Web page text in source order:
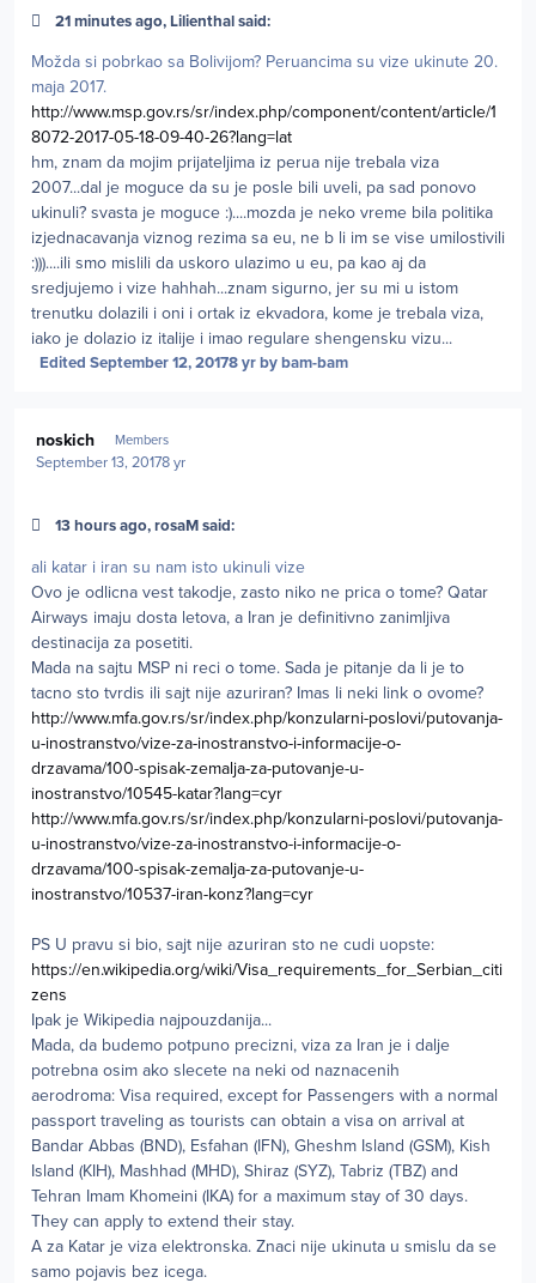
21 minutes ago, Lilienthal said:
Možda si pobrkao sa Bolivijom? Peruancima su vize ukinute 20.
maja 2017.
http://www.msp.gov.rs/sr/index.php/component/content/article/1
8072-2017-05-18-09-40-26?lang=lat
hm, znam da mojim prijateljima iz perua nije trebala viza
2007...dal je moguce da su je posle bili uveli, pa sad ponovo
ukinuli? svasta je moguce :)....mozda je neko vreme bila politika
izjednacavanja viznog rezima sa eu, ne b li im se vise umilostivili
:)))....ili smo mislili da uskoro ulazimo u eu, pa kao aj da
sredjujemo i vize hahhah...znam sigurno, jer su mi u istom
trenutku dolazili i oni i ortak iz ekvadora, kome je trebala viza,
iako je dolazio iz italije i imao regulare shengensku vizu...
Edited September 12, 20178 yrby bam-bam
noskich Members
September 13, 20178 yr
13 hours ago, rosaM said:
ali katar i iran su nam isto ukinuli vize
Ovo je odlicna vest takodje, zasto niko ne prica o tome? Qatar
Airways imaju dosta letova, a Iran je definitivno zanimljiva
destinacija za posetiti.
Mada na sajtu MSP ni reci o tome. Sada je pitanje da li je to
tacno sto tvrdis ili sajt nije azuriran? Imas li neki link o ovome?
http://www.mfa.gov.rs/sr/index.php/konzularni-poslovi/putovanja-
u-inostranstvo/vize-za-inostranstvo-i-informacije-o-
drzavama/100-spisak-zemalja-za-putovanje-u-
inostranstvo/10545-katar?lang=cyr
http://www.mfa.gov.rs/sr/index.php/konzularni-poslovi/putovanja-
u-inostranstvo/vize-za-inostranstvo-i-informacije-o-
drzavama/100-spisak-zemalja-za-putovanje-u-
inostranstvo/10537-iran-konz?lang=cyr
PS U pravu si bio, sajt nije azuriran sto ne cudi uopste:
https://en.wikipedia.org/wiki/Visa_requirements_for_Serbian_citi
zens
Ipak je Wikipedia najpouzdanija...
Mada, da budemo potpuno precizni, viza za Iran je i dalje
potrebna osim ako slecete na neki od naznacenih
aerodroma: Visa required, except for Passengers with a normal
passport traveling as tourists can obtain a visa on arrival at
Bandar Abbas (BND), Esfahan (IFN), Gheshm Island (GSM), Kish
Island (KIH), Mashhad (MHD), Shiraz (SYZ), Tabriz (TBZ) and
Tehran Imam Khomeini (IKA) for a maximum stay of 30 days.
They can apply to extend their stay.
A za Katar je viza elektronska. Znaci nije ukinuta u smislu da se
samo pojavis bez icega.